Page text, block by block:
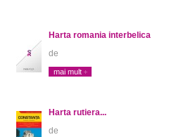
Harta romania interbelica
de
mai mult
Harta rutiera...
de